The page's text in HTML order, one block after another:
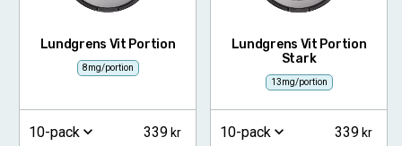
Lundgrens Vit Portion
8mg/portion
10-pack 339
Lundgrens Vit Portion
Stark
13mg/portion
10-pack 339